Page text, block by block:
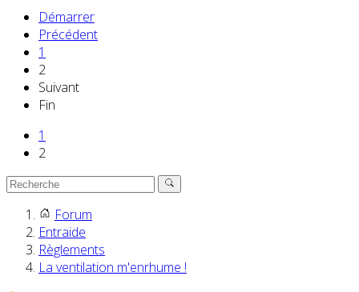
Démarrer
Précédent
1
2
Suivant
Fin
1
2
Forum
Entraide
Règlements
La ventilation m'enrhume !